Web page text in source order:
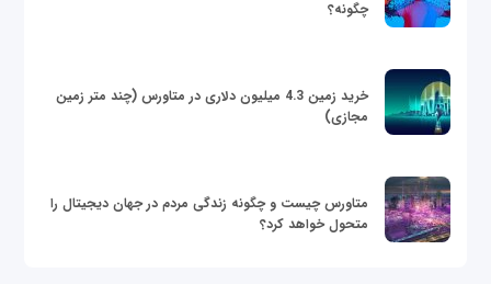
چگونه؟
خرید زمین 4.3 میلیون دلاری در متاورس (چند متر زمین
مجازی)
متاورس چیست و چگونه زندگی مردم در جهان دیجیتال را
متحول خواهد کرد؟